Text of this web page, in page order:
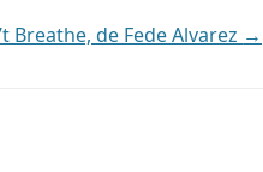
Breathe, de Fede Alvarez →